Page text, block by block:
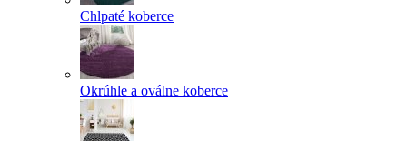
Chlpaté koberce
Okrúhle a oválne koberce